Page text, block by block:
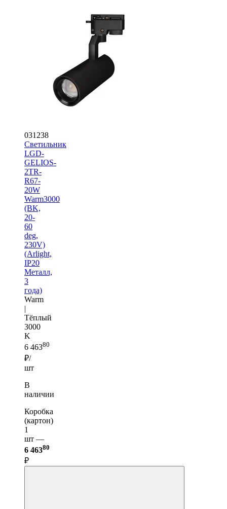
031238
Светильник
LGD-
GELIOS-
2TR-
R67-
20W
Warm3000
(BK,
20-
60
deg,
230V)
(Arlight,
IP20
Металл,
3
года)
Warm
|
Тёплый
3000
K
6 46380
₽/
шт
В
наличии
Коробка
(картон)
1
шт —
6 46380
₽